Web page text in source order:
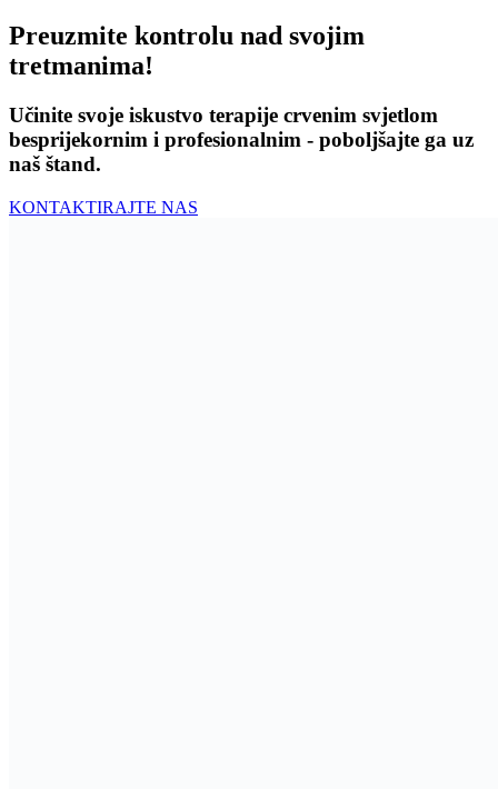
Preuzmite kontrolu nad svojim
tretmanima!
Učinite svoje iskustvo terapije crvenim svjetlom
besprijekornim i profesionalnim - poboljšajte ga uz
naš štand.
KONTAKTIRAJTE NAS